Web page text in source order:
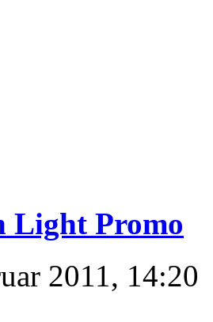
Light Promo
2011, 14:20